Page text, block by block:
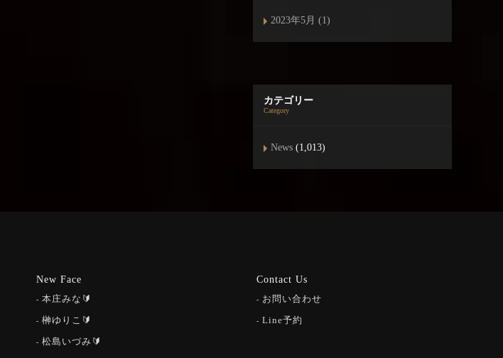
2023年5月 (1)
カテゴリー
Category
News (1,013)
New Face
本庄みな🔰
榊ゆりこ🔰
松島いづみ🔰
Contact Us
お問い合わせ
Line予約